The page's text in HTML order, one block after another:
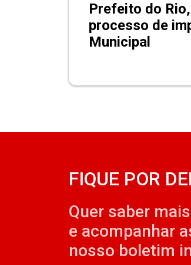
Prefeito do
processo de
Municipal
FIQUE POR
Quer saber
e acompanhar
nosso boletim